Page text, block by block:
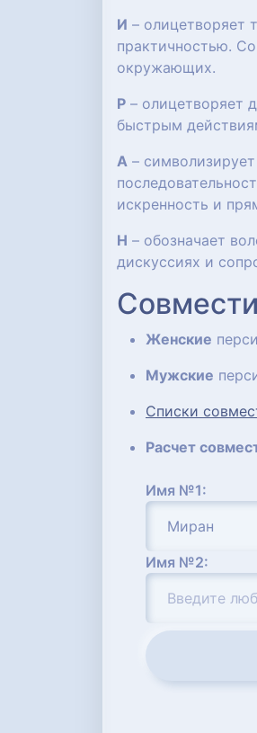
И – олицетворяет
практичностью.
окружающих.
Р – олицетворяет
быстрым
А –
искренность и
Н – обозначает
дискуссиях и
Женские
Мужские
Списки
Расчет
Имя №1:
Имя №2: